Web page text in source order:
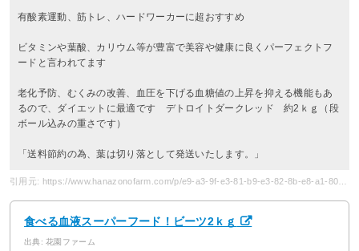
有酸素運動、筋トレ、ハードワーカーに超おすすめ
ビタミンや葉酸、カリウム等が豊富で美容や健康に良くパーフェクトフ
ードと言われてます
老化予防、むくみの改善、血圧を下げる血糖値の上昇を抑える機能もあ
るので、ダイエットに最適です デトロイトダークレッド 約2ｋｇ（段
ボール込みの重さです）
「送料節約の為、葉は切り落として発送いたします。」
食べる血液スーパーフード！ビーツ2ｋｇ
出典: 花園ファーム